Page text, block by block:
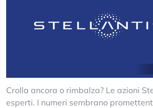
Crolla ancora o rimbalza? Le azioni
esperti. I numeri sembrano